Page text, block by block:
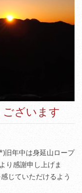
ざいます
旧年中は身延山ロープ
り感謝申し上げま
じていただけるよう